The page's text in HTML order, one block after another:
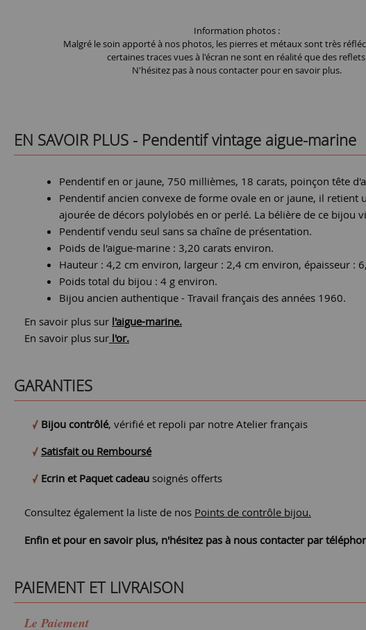
Information photos :
Malgré le soin apporté à nos photos, les pierres et métaux sont très
certaines traces vues à l'écran ne sont en réalité que des
N'hésitez pas à nous contacter pour en savoir plus.
EN SAVOIR PLUS - Pendentif vintage aigue-marine
Pendentif en or jaune, 750 millièmes, 18 carats, poinçon tête
Pendentif ancien convexe de forme ovale en or jaune, il
ajourée de décors polylobés en or perlé. La bélière de ce bijou
Pendentif vendu seul sans sa chaîne de présentation.
Poids de l'aigue-marine : 3,20 carats environ.
Hauteur : 4,2 cm environ, largeur : 2,4 cm environ, épaisseur :
Poids total du bijou : 4 g environ.
Bijou ancien authentique - Travail français des années 1960.
En savoir plus sur l'aigue-marine.
En savoir plus sur l'or.
GARANTIES
Bijou contrôlé, vérifié et repoli par notre Atelier français
Satisfait ou Remboursé
Ecrin et Paquet cadeau soignés offerts
Consultez également la liste de nos Points de contrôle bijou.
Enfin et pour en savoir plus, n'hésitez pas à nous contacter par
PAIEMENT ET LIVRAISON
Le Paiement